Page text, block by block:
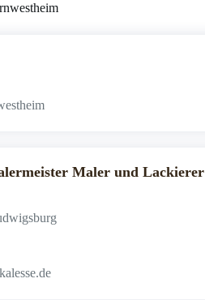
Maler und Lackierer